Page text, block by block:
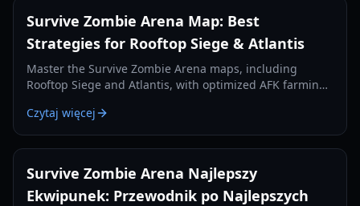
Survive Zombie Arena Map: Best
Strategies for Rooftop Siege & Atlantis
Master the Survive Zombie Arena maps, including
Rooftop Siege and Atlantis, with optimized AFK farming
and credits.
Czytaj więcej
Survive Zombie Arena Najlepszy
Ekwipunek: Przewodnik po Najlepszych